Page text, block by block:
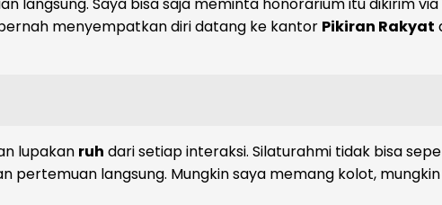
menyempatkan diri datang ke kantor Pikiran Rakyat
lupakan ruh dari setiap interaksi. Silaturahmi tidak bisa
pertemuan langsung. Mungkin saya memang kolot,